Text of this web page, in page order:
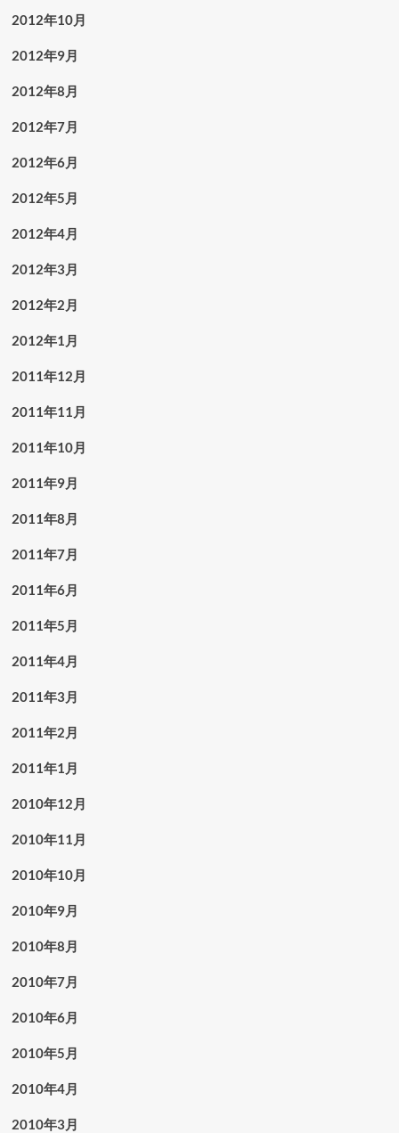
2012年10月
2012年9月
2012年8月
2012年7月
2012年6月
2012年5月
2012年4月
2012年3月
2012年2月
2012年1月
2011年12月
2011年11月
2011年10月
2011年9月
2011年8月
2011年7月
2011年6月
2011年5月
2011年4月
2011年3月
2011年2月
2011年1月
2010年12月
2010年11月
2010年10月
2010年9月
2010年8月
2010年7月
2010年6月
2010年5月
2010年4月
2010年3月